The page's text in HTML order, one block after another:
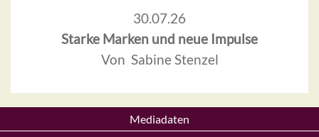
30.07.26
Starke Marken und neue Impulse
Von Sabine Stenzel
Mediadaten